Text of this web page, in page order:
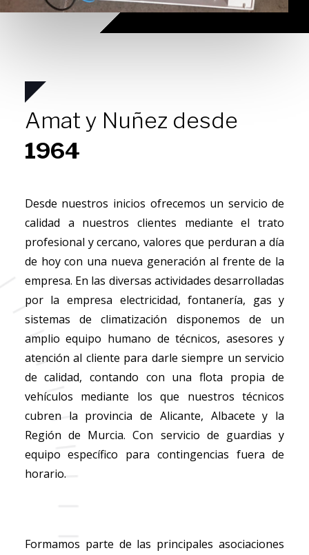
Amat y Nuñez desde
1964
Desde nuestros inicios ofrecemos un servicio de
calidad a nuestros clientes mediante el trato
profesional y cercano, valores que perduran a día
de hoy con una nueva generación al frente de la
empresa. En las diversas actividades desarrolladas
por la empresa electricidad, fontanería, gas y
sistemas de climatización disponemos de un
amplio equipo humano de técnicos, asesores y
atención al cliente para darle siempre un servicio
de calidad, contando con una flota propia de
vehículos mediante los que nuestros técnicos
cubren la provincia de Alicante, Albacete y la
Región de Murcia. Con servicio de guardias y
equipo específico para contingencias fuera de
horario.
Formamos parte de las principales asociaciones